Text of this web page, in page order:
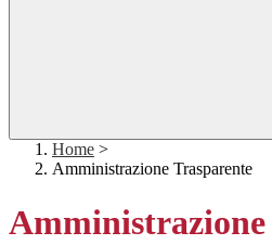
Home >
Amministrazione Trasparente
Amministrazione